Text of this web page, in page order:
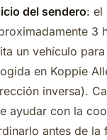
del sendero: el
3
un vehículo
en Koppie
inversa).
ayudar con la
antes de la